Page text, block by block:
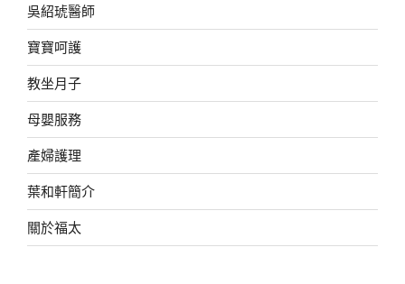
吳紹琥醫師
寶寶呵護
教坐月子
母嬰服務
產婦護理
葉和軒簡介
關於福太